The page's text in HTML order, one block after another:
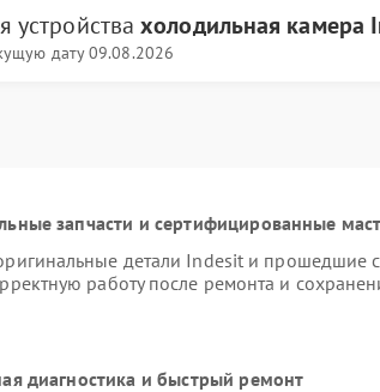
устройствахолодильная камера
дату 09.08.2026
запчасти и сертифицированные
детали Indesit и прошедшие
работу после ремонта и
диагностика и быстрый ремонт